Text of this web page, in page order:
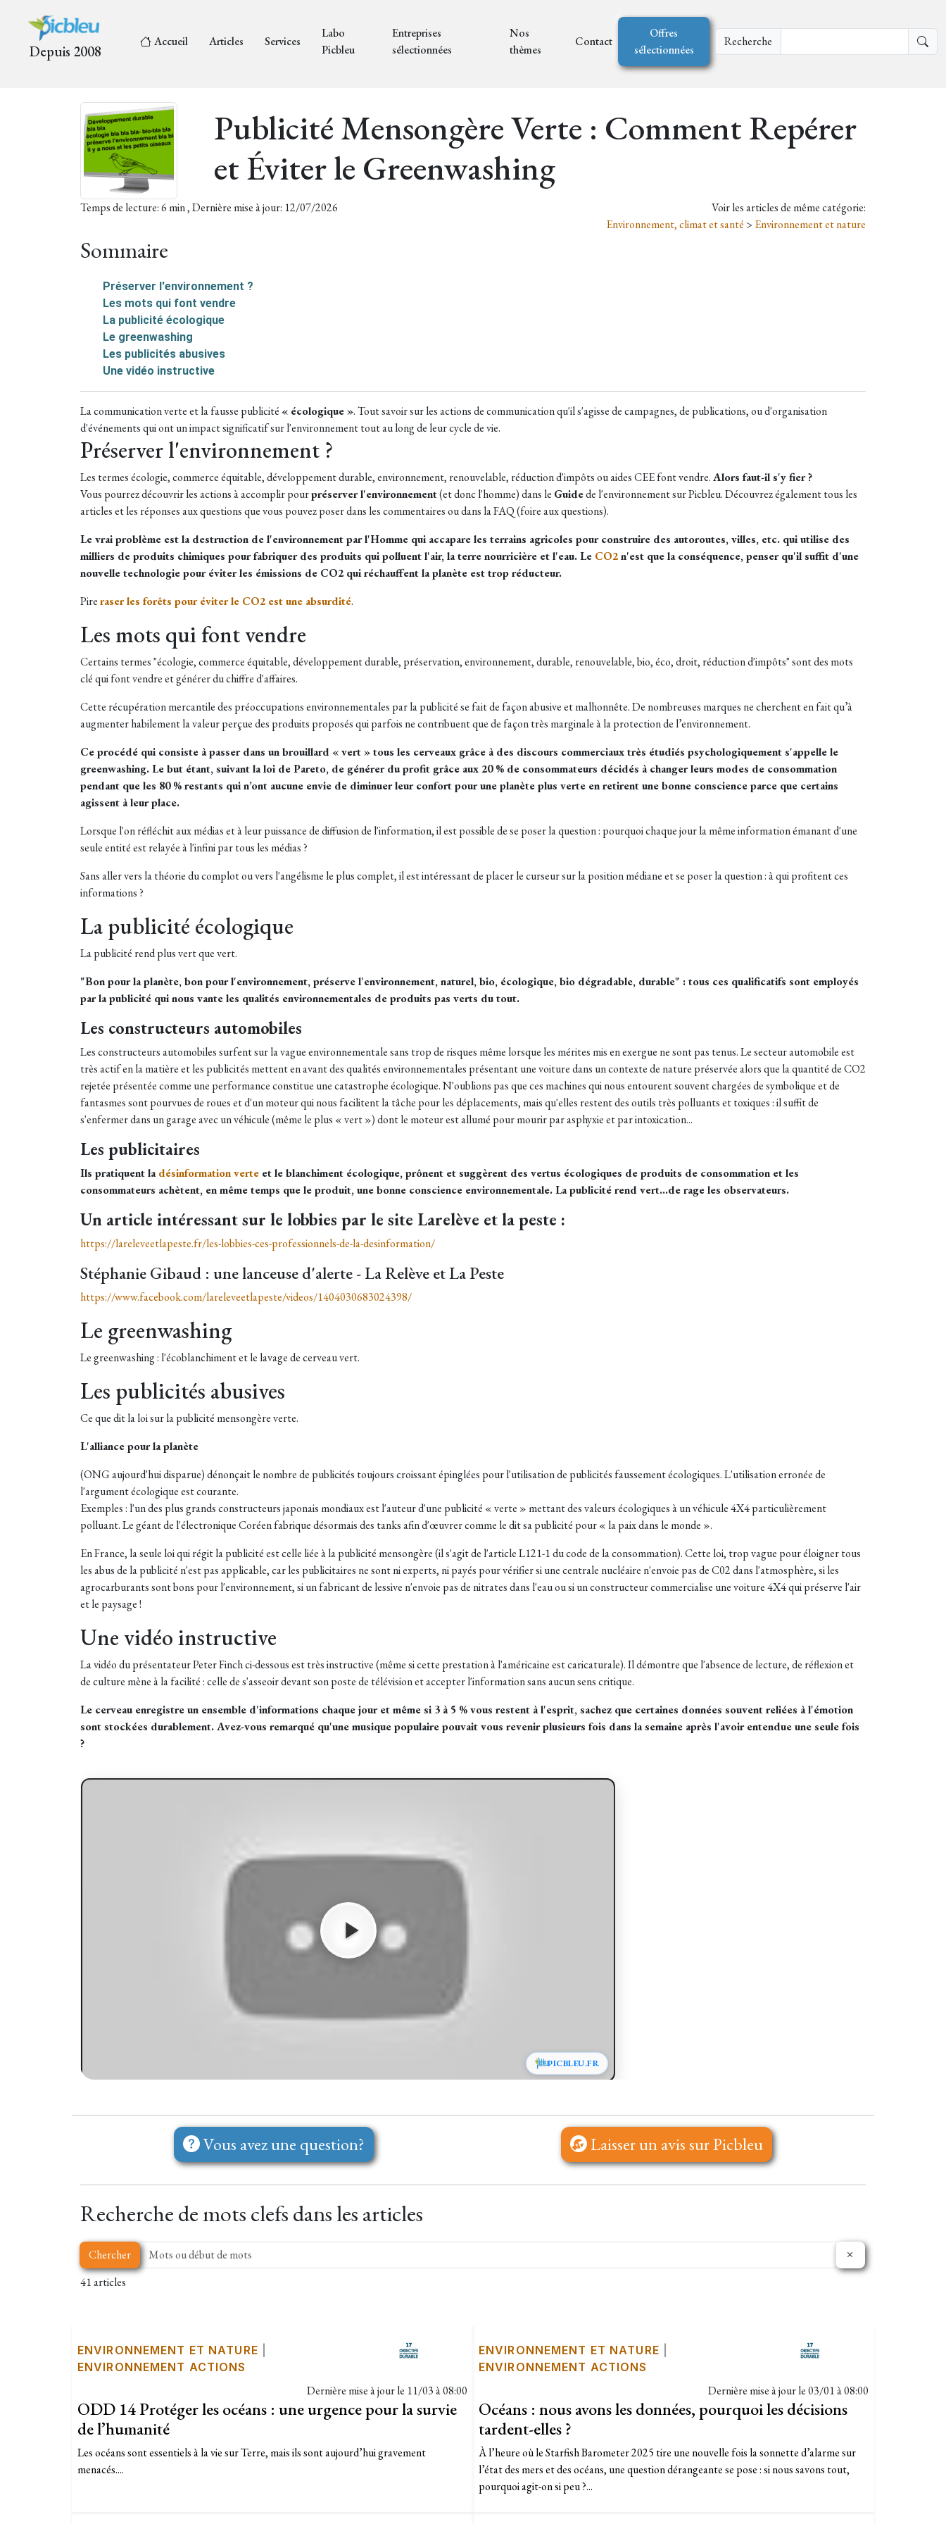
Depuis 2008
Accueil Articles Services
Labo
Picbleu
Entreprises
sélectionnées
Nos
thèmes
Contact
Offres
sélectionnées
Recherche
Publicité Mensongère Verte : Comment Repérer
et Éviter le Greenwashing
Temps de lecture: 6 min , Dernière mise à jour: 12/07/2026
Voir les articles de même catégorie:
Environnement, climat et santé > Environnement et nature
Sommaire
Préserver l'environnement ?
Les mots qui font vendre
La publicité écologique
Le greenwashing
Les publicités abusives
Une vidéo instructive
La communication verte et la fausse publicité« écologique ». Tout savoir sur les actions de communication qu'il s'agisse de campagnes, de publications, ou d'organisation
d'événements qui ont un impact significatif sur l'environnement tout au long de leur cycle de vie.
Préserver l'environnement ?
Les termes écologie, commerce équitable, développement durable, environnement, renouvelable, réduction d'impôts ou aides CEE font vendre.Alors faut-il s'y fier ?
Vous pourrez découvrir les actions à accomplir pourpréserver l'environnement(et donc l'homme) dans le Guidede l'environnement sur Picbleu. Découvrez également tous les
articles et les réponses aux questions que vous pouvez poser dans les commentaires ou dans la FAQ (foire aux questions).
Le vrai problème est la destruction de l'environnement par l'Homme qui accapare les terrains agricoles pour construire des autoroutes, villes, etc. qui utilise des
milliers de produits chimiques pour fabriquer des produits qui polluent l'air, la terre nourricière et l'eau. Le CO2n'est que la conséquence, penser qu'il suffit d'une
nouvelle technologie pour éviter les émissions de CO2 qui réchauffent la planète est trop réducteur.
Pireraser les forêts pour éviter le CO2 est une absurdité.
Les mots qui font vendre
Certains termes "écologie, commerce équitable, développement durable, préservation, environnement, durable, renouvelable, bio, éco, droit, réduction d'impôts" sont des mots
clé qui font vendre et générer du chiffre d'affaires.
Cette récupération mercantile des préoccupations environnementales par la publicité se fait de façon abusive et malhonnête. De nombreuses marques ne cherchent en fait qu’à
augmenter habilement la valeur perçue des produits proposés qui parfois ne contribuent que de façon très marginale à la protection de l’environnement.
Ce procédé qui consiste à passer dans un brouillard « vert » tous les cerveaux grâce à des discours commerciaux très étudiés psychologiquement s'appelle le
greenwashing. Le but étant, suivant la loi de Pareto, de générer du profit grâce aux 20 % de consommateurs décidés à changer leurs modes de consommation
pendant que les 80 % restants qui n’ont aucune envie de diminuer leur confort pour une planète plus verte en retirent une bonne conscience parce que certains
agissent à leur place.
Lorsque l'on réfléchit aux médias et à leur puissance de diffusion de l'information, il est possible de se poser la question : pourquoi chaque jour la même information émanant d'une
seule entité est relayée à l'infini par tous les médias ?
Sans aller vers la théorie du complot ou vers l'angélisme le plus complet, il est intéressant de placer le curseur sur la position médiane et se poser la question : à qui profitent ces
informations ?
La publicité écologique
La publicité rend plus vert que vert.
"Bon pour la planète, bon pour l'environnement, préserve l'environnement, naturel, bio, écologique, bio dégradable, durable" : tous ces qualificatifs sont employés
par la publicité qui nous vante les qualités environnementales de produits pas verts du tout.
Les constructeurs automobiles
Les constructeurs automobiles surfent sur la vague environnementale sans trop de risques même lorsque les mérites mis en exergue ne sont pas tenus. Le secteur automobile est
très actif en la matière et les publicités mettent en avant des qualités environnementales présentant une voiture dans un contexte de nature préservée alors que la quantité de CO2
rejetée présentée comme une performance constitue une catastrophe écologique. N'oublions pas que ces machines qui nous entourent souvent chargées de symbolique et de
fantasmes sont pourvues de roues et d'un moteur qui nous facilitent la tâche pour les déplacements, mais qu'elles restent des outils très polluants et toxiques : il suffit de
s'enfermer dans un garage avec un véhicule (même le plus « vert ») dont le moteur est allumé pour mourir par asphyxie et par intoxication...
Les publicitaires
Ils pratiquent ladésinformation verte et le blanchiment écologique, prônent et suggèrent des vertus écologiques de produits de consommation et les
consommateurs achètent, en même temps que le produit, une bonne conscience environnementale. La publicité rend vert...de rage les observateurs.
Un article intéressant sur le lobbies par le site Larelève et la peste :
https://lareleveetlapeste.fr/les-lobbies-ces-professionnels-de-la-desinformation/
Stéphanie Gibaud : une lanceuse d'alerte - La Relève et La Peste
https://www.facebook.com/lareleveetlapeste/videos/1404030683024398/
Le greenwashing
Le greenwashing : l'écoblanchiment et le lavage de cerveau vert.
Les publicités abusives
Ce que dit la loi sur la publicité mensongère verte.
L'alliance pour la planète
(ONG aujourd'hui disparue) dénonçait le nombre de publicités toujours croissant épinglées pour l'utilisation de publicités faussement écologiques. L'utilisation erronée de
l'argument écologique est courante.
Exemples : l'un des plus grands constructeurs japonais mondiaux est l'auteur d'une publicité « verte » mettant des valeurs écologiques à un véhicule 4X4 particulièrement
polluant. Le géant de l'électronique Coréen fabrique désormais des tanks afin d'œuvrer comme le dit sa publicité pour « la paix dans le monde ».
En France, la seule loi qui régit la publicité est celle liée à la publicité mensongère (il s'agit de l'article L121-1 du code de la consommation). Cette loi, trop vague pour éloigner tous
les abus de la publicité n'est pas applicable, car les publicitaires ne sont ni experts, ni payés pour vérifier si une centrale nucléaire n'envoie pas de C02 dans l'atmosphère, si les
agrocarburants sont bons pour l'environnement, si un fabricant de lessive n'envoie pas de nitrates dans l'eau ou si un constructeur commercialise une voiture 4X4 qui préserve l'air
et le paysage !
Une vidéo instructive
La vidéo du présentateur Peter Finch ci-dessous est très instructive (même si cette prestation à l'américaine est caricaturale). Il démontre que l'absence de lecture, de réflexion et
de culture mène à la facilité : celle de s'asseoir devant son poste de télévision et accepter l'information sans aucun sens critique.
Le cerveau enregistre un ensemble d'informations chaque jour et même si 3 à 5 % vous restent à l'esprit, sachez que certaines données souvent reliées à l'émotion
sont stockées durablement. Avez-vous remarqué qu'une musique populaire pouvait vous revenir plusieurs fois dans la semaine après l'avoir entendue une seule fois
?
PICBLEU.FR
Vous avez une question? Laisser un avis sur Picbleu
Recherche de mots clefs dans les articles
Chercher
41 articles
ENVIRONNEMENT ET NATURE
ENVIRONNEMENT ACTIONS
Dernière mise à jour le 11/03 à 08:00
ODD 14 Protéger les océans : une urgence pour la survie
de l’humanité
Les océans sont essentiels à la vie sur Terre, mais ils sont aujourd’hui gravement
menacés....
ENVIRONNEMENT ET NATURE
ENVIRONNEMENT ACTIONS
Dernière mise à jour le03/01 à 08:00
Océans : nous avons les données, pourquoi les décisions
tardent-elles ?
À l’heure où le Starfish Barometer 2025 tire une nouvelle fois la sonnette d’alarme sur
l’état des mers et des océans, une question dérangeante se pose : si nous savons tout,
pourquoi agit-on si peu ?...